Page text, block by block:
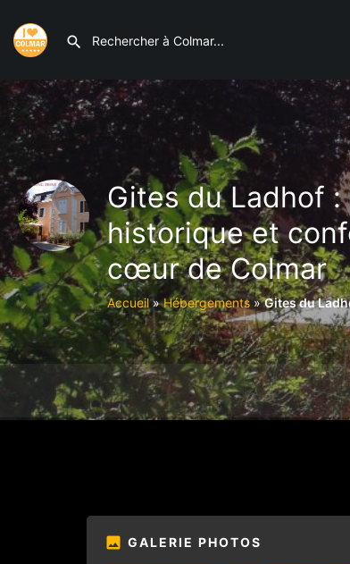
Gites du Ladhof :
historique et
cœur de Colmar
Accueil»Hébergements»Gites du
GALERIE PHOTOS